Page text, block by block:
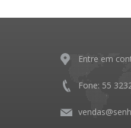
Entre em
Fone: 55